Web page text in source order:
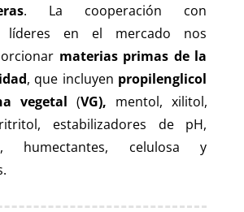
. La cooperación con
líderes en el mercado nos
materias primas de la
, que incluyen propilenglicol
vegetal (VG), mentol, xilitol,
estabilizadores de pH,
humectantes, celulosa y